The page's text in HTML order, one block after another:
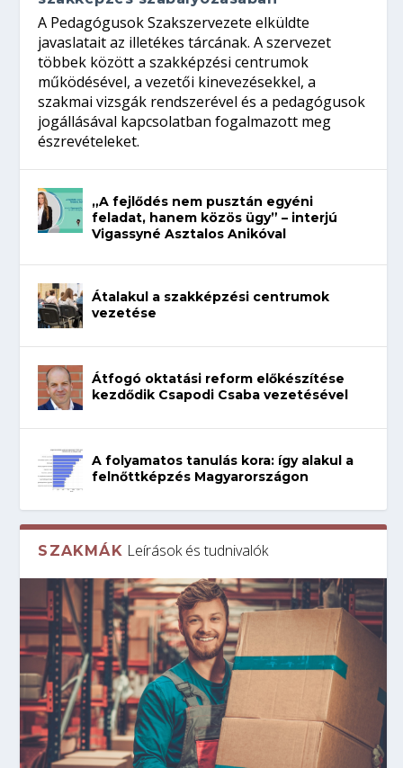
A Pedagógusok Szakszervezete elküldte
javaslatait az illetékes tárcának. A szervezet
többek között a szakképzési centrumok
működésével, a vezetői kinevezésekkel, a
szakmai vizsgák rendszerével és a pedagógusok
jogállásával kapcsolatban fogalmazott meg
észrevételeket.
„A fejlődés nem pusztán egyéni
feladat, hanem közös ügy” – interjú
Vigassyné Asztalos Anikóval
Átalakul a szakképzési centrumok
vezetése
Átfogó oktatási reform előkészítése
kezdődik Csapodi Csaba vezetésével
A folyamatos tanulás kora: így alakul a
felnőttképzés Magyarországon
SZAKMÁK Leírások és tudnivalók